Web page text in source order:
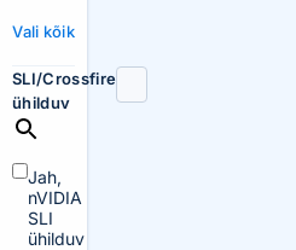
Vali kõik
SLI/Crossfire
ühilduv
Jah,
nVIDIA
SLI
ühilduv